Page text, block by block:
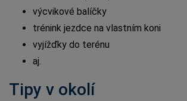
výcvikové balíčky
trénink jezdce na vlastním koni
vyjížďky do terénu
aj.
Tipy v okolí